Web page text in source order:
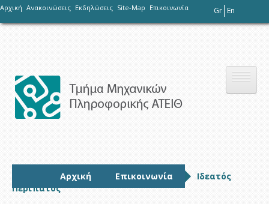
-
Αρχική Ανακοινώσεις Εκδηλώσεις Site-Map Επικοινωνία Gr En
Το τμήμα
Αρχική Επικοινωνία
Ιδεατός
Περίπατος